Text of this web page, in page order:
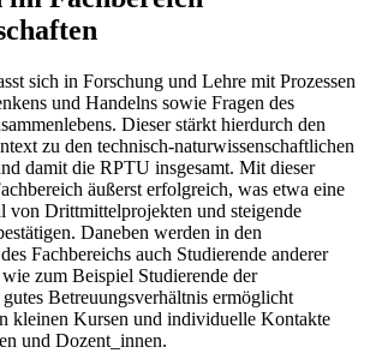
sich in Forschung und Lehre mit Prozessen
und Handelns sowie Fragen des
Dieser stärkt hierdurch den
zu den technisch-naturwissenschaftlichen
damit die RPTU insgesamt. Mit dieser
äußerst erfolgreich, was etwa eine
von Drittmittelprojekten und steigende
Daneben werden in den
Fachbereichs auch Studierende anderer
zum Beispiel Studierende der
Betreuungsverhältnis ermöglicht
kleinen Kursen und individuelle Kontakte
und Dozent_innen.